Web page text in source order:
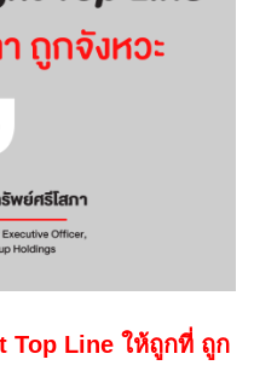
Top Line ให้ถูกที่ ถูก